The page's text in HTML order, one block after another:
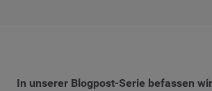
In unserer Blogpost-Serie befassen